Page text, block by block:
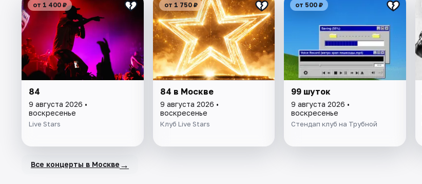
от 1 400 ₽
84
9 августа 2026 •
воскресенье
Live Stars
от 1 750 ₽
84 в Москве
9 августа 2026 •
воскресенье
Клуб Live Stars
от 500 ₽
99 шуток
9 августа 2026 •
воскресенье
Стендап клуб на Трубной
Все концерты в Москве →